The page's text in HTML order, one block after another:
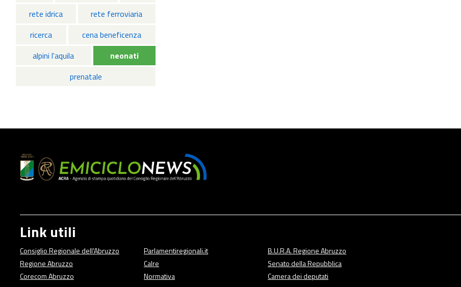
rete idrica
rete ferroviaria
ricerca
cena beneficenza
alpini l'aquila
neonati
prenatale
Link utili
Consiglio Regionale dell'Abruzzo
Regione Abruzzo
Corecom Abruzzo
Parlamentiregionali.it
Calre
Normativa
B.U.R.A. Regione Abruzzo
Senato della Repubblica
Camera dei deputati